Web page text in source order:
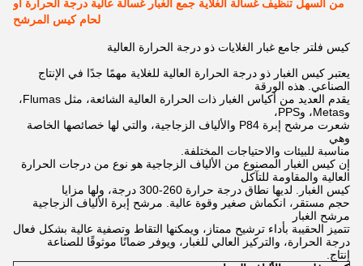
من السهل تنظيف غسالة الغلاية جمع الغبار غسالة عالية درجة الحرارة أو
لحام كيس المرشح
كيس فلتر جامع غبار الغلايات ذو درجة الحرارة العالية
يعتبر كيس الغبار ذو درجة الحرارة العالية للغلاية مهمًا جدًا في الإنتاج
الصناعي. هذه الورقة
يقدم العديد من أكياس الغبار ذات الحرارة العالية الشائعة، مثل Flumas،
وMetas، وPPS،
شعرت مرشح إبرة P84 والألياف الزجاجية، والتي لها خصائصها الخاصة
وهي
مناسبة للبيئات والاحتياجات المختلفة.
إن كيس الغبار المصنوع من الألياف الزجاجية هو نوع من درجات الحرارة
العالية والمقاومة للتآكل
كيس الغبار. لديها نطاق درجة حرارة 260-300 درجة، ولها مزايا
حجم مستقر، انكماش صغير وقوة عالية. مرشح إبرة الألياف الزجاجية
مرشح الغبار
تتميز الحقيبة بأداء ترشيح ممتاز، ويمكنها التقاط وتصفية عالية بشكل فعال
درجة الحرارة، والتركيز العالي للغبار، ويوفر ضمانًا موثوقًا للصناعة
إنتاج.